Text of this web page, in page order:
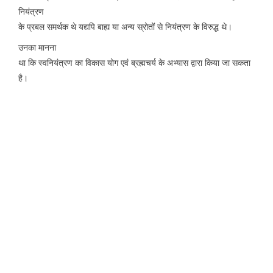
नियंत्रण
के प्रबल समर्थक थे यद्यपि बाह्य या अन्य स्रोतों से नियंत्रण के विरुद्ध थे।
उनका मानना
था कि स्वनियंत्रण का विकास योग एवं ब्रह्मचर्य के अभ्यास द्वारा किया जा सकता
है।